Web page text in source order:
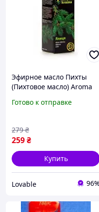
Эфирное масло Пихты
(Пихтовое масло) Aroma
антисептическое для
Готово к отправке
259₴
279 ₴
Купить
Lovable 96%